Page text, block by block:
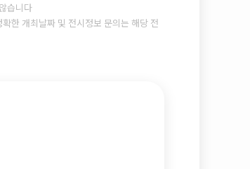
습니다
한 개최날짜 및 전시정보 문의는 해당 전